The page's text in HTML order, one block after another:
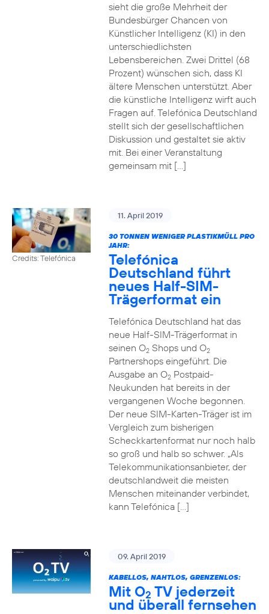
sieht die große Mehrheit der
Bundesbürger Chancen von
Künstlicher Intelligenz (KI) in den
unterschiedlichsten
Lebensbereichen. Zwei Drittel (68
Prozent) wünschen sich, dass KI
ältere Menschen unterstützt. Aber
die künstliche Intelligenz wirft auch
Fragen auf. Telefónica Deutschland
stellt sich der gesellschaftlichen
Diskussion und gestaltet sie aktiv
mit. Bei einer Veranstaltung
gemeinsam mit […]
Credits: Telefónica
11. April 2019
30 TONNEN WENIGER PLASTIKMÜLL PRO
JAHR:
Telefónica
Deutschland führt
neues Half-SIM-
Trägerformat ein
Telefónica Deutschland hat das
neue Half-SIM-Trägerformat in
seinen O2Shops und O2
Partnershops eingeführt. Die
Ausgabe an O2Postpaid-
Neukunden hat bereits in der
vergangenen Woche begonnen.
Der neue SIM-Karten-Träger ist im
Vergleich zum bisherigen
Scheckkartenformat nur noch halb
so groß und halb so schwer. „Als
Telekommunikationsanbieter, der
deutschlandweit die meisten
Menschen miteinander verbindet,
kann Telefónica […]
09. April 2019
KABELLOS, NAHTLOS, GRENZENLOS:
Mit O2 TV jederzeit
und überall fernsehen